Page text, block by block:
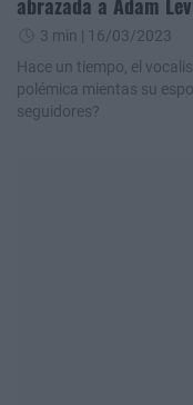
3 min | 16/03/2023
Hace un tiempo, el
polémica mientas su
seguidores?